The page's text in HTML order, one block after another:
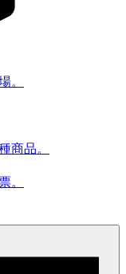
。
商品。
。